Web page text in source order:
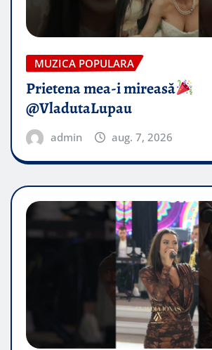
MUZICA POPULARA
Prietena mea-i mireasă​
@VladutaLupau
admin aug. 7, 2026